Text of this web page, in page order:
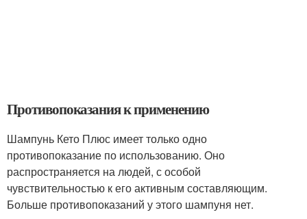
Противопоказания к применению
Шампунь Кето Плюс имеет только одно
противопоказание по использованию. Оно
распространяется на людей, с особой
чувствительностью к его активным составляющим.
Больше противопоказаний у этого шампуня нет.